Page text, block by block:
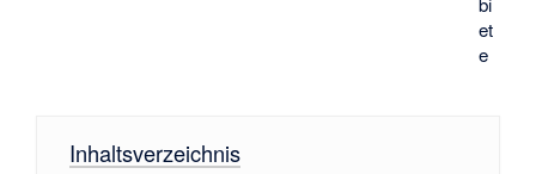
et
e
Inhaltsverzeichnis